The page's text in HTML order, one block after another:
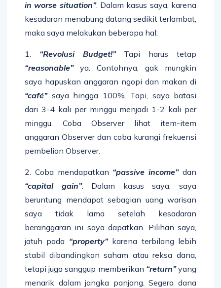
in worse situation”. Dalam kasus saya, karena
kesadaran menabung datang sedikit terlambat,
maka saya melakukan beberapa hal:
1. “Revolusi Budget!”Tapi harus tetap
“reasonable”ya. Contohnya, gak mungkin
saya hapuskan anggaran ngopi dan makan di
“café”saya hingga 100%. Tapi, saya batasi
dari 3-4 kali per minggu menjadi 1-2 kali per
minggu. Coba Observer lihat item-item
anggaran Observer dan coba kurangi frekuensi
pembelian Observer.
2. Coba mendapatkan “passive income”dan
“capital gain”. Dalam kasus saya, saya
beruntung mendapat sebagian uang warisan
saya tidak lama setelah kesadaran
beranggaran ini saya dapatkan. Pilihan saya,
jatuh pada “property”karena terbilang lebih
stabil dibandingkan saham atau reksa dana,
tetapi juga sanggup memberikan “return”yang
menarik dalam jangka panjang. Segera dana